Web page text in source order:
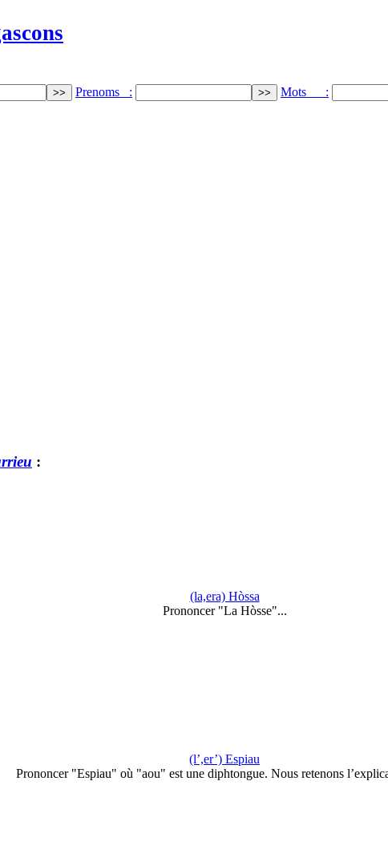
Prenoms : Mots :
:
(la,era) Hòssa
Prononcer "La Hòsse"...
(l’,er’) Espiau
Prononcer "Espiau" où "aou" est une diphtongue. Nous retenons